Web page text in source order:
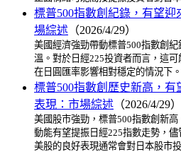
標普500指數創紀錄，有望迎
場綜述 （2026/4/29）
美國經濟強勁帶動標普500指數創
溫。對於日經225投資者而言，這
在日圓匯率影響相對穩定的情況下
標普500指數創歷史新高，有
表現：市場綜述 （2026/4/29）
美國股市強勁，標普500指數創新
動能有望提振日經225指數走勢，
美股的良好表現通常會對日本股市